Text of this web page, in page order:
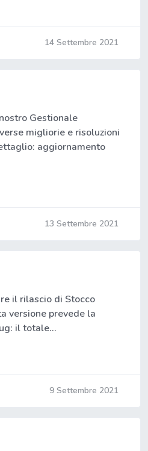
14 Settembre 2021
Gestionale
migliorie e risoluzioni
aggiornamento
13 Settembre 2021
il rilascio di Stocco
versione prevede la
il totale…
9 Settembre 2021